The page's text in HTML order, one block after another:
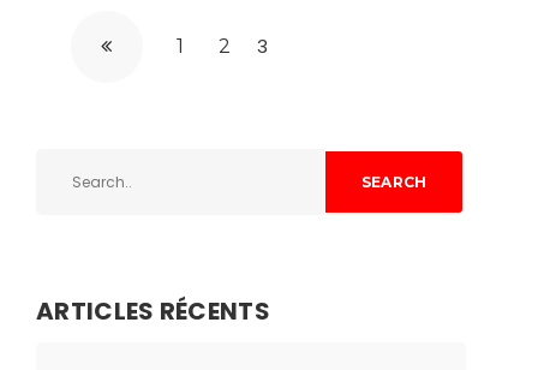
1 2 3
SEARCH
ARTICLES RÉCENTS